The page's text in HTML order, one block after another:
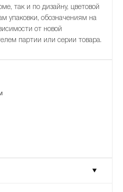
так и по дизайну, цветовой
упаковки, обозначениям на
от новой
партии или серии товара.